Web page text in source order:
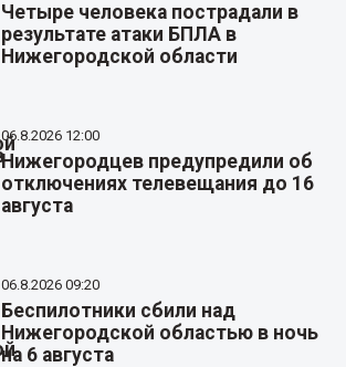
Четыре человека пострадали в
результате атаки БПЛА в
Нижегородской области
06.8.2026 12:00
Нижегородцев предупредили об
отключениях телевещания до 16
августа
06.8.2026 09:20
Беспилотники сбили над
Нижегородской областью в ночь
на 6 августа